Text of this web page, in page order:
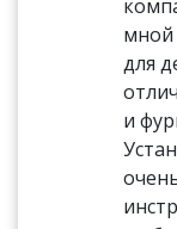
мной
для
и